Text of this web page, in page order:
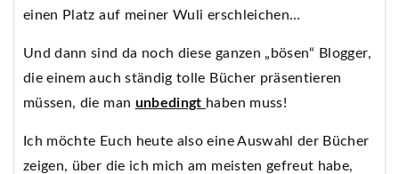
einen Platz auf meiner Wuli erschleichen…
Und dann sind da noch diese ganzen „bösen“ Blogger,
die einem auch ständig tolle Bücher präsentieren
müssen, die man unbedingt haben muss!
Ich möchte Euch heute also eine Auswahl der Bücher
zeigen, über die ich mich am meisten gefreut habe,